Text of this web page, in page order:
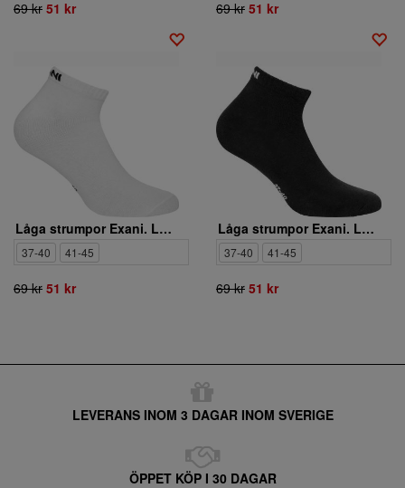
69 kr 51 kr 69 kr 51 kr
Låga strumpor Exani. LOW CUT SOCK 2-PACK W
37-40 41-45
69 kr 51 kr
Låga strumpor Exani. LOW CUT SOCK 2-PACK W
37-40 41-45
69 kr 51 kr
LEVERANS INOM 3 DAGAR INOM SVERIGE
ÖPPET KÖP I 30 DAGAR